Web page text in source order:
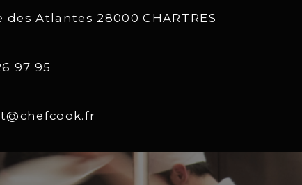
des Atlantes 28000 CHARTRES
97 95